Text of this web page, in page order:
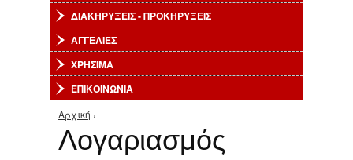
ΔΙΑΚΗΡΥΞΕΙΣ - ΠΡΟΚΗΡΥΞΕΙΣ
ΑΓΓΕΛΙΕΣ
ΧΡΗΣΙΜΑ
ΕΠΙΚΟΙΝΩΝΙΑ
Είστε εδώ
Αρχική ›
Λογαριασμός